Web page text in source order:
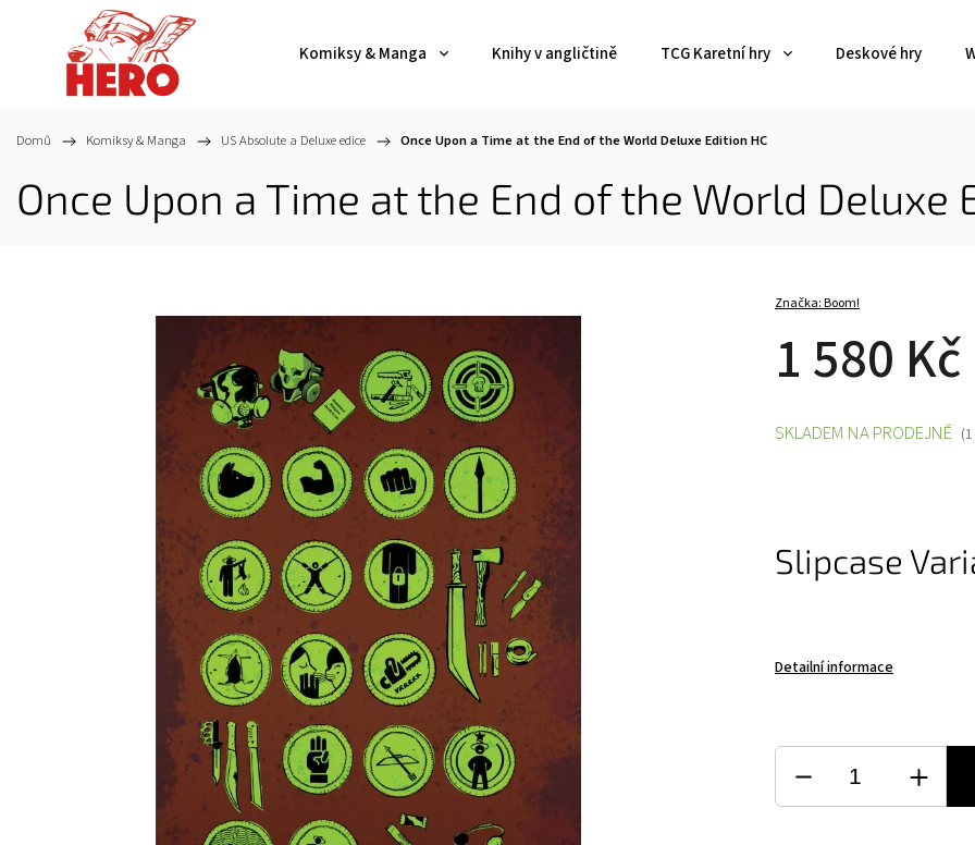
Komiksy & Manga Knihy v angličtině TCG Karetní hry Deskové hry
Domů / Komiksy & Manga / US Absolute a Deluxe edice / Once Upon a Time at the End of the World Deluxe Edition HC
Once Upon a Time at the End of the World Deluxe
Značka:Boom!
1 580 Kč
Slipcase
Detailní informace
SKLADEM NA PRODEJNĚ